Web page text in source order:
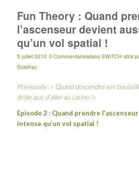
Fun Theory : Quand
l’ascenseur devient
qu’un vol spatial !
5 juillet 2010 0 Commentairesdans SWiTCH stick
Solelhac
Previously : « Quand descendre ses
drôle que d’aller au casino !«
Episode 2 : Quand prendre
intense qu’un vol spatial !